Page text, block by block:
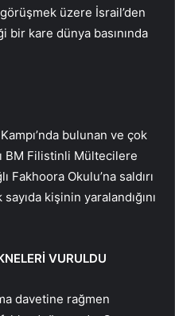
üzere İsrail’den
bir kare dünya basınında
bulunan ve çok
BM Filistinli Mültecilere
Fakhoora Okulu’na saldırı
kişinin yaralandığını
VURULDU
davetine rağmen